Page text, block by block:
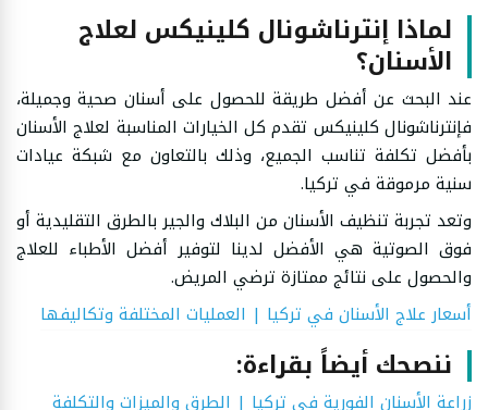
لماذا إنترناشونال كلينيكس لعلاج
الأسنان؟
عند البحث عن أفضل طريقة للحصول على أسنان صحية وجميلة،
فإنترناشونال كلينيكس تقدم كل الخيارات المناسبة لعلاج الأسنان
بأفضل تكلفة تناسب الجميع، وذلك بالتعاون مع شبكة عيادات
سنية مرموقة في تركيا.
وتعد تجربة تنظيف الأسنان من البلاك والجير بالطرق التقليدية أو
فوق الصوتية هي الأفضل لدينا لتوفير أفضل الأطباء للعلاج
والحصول على نتائج ممتازة ترضي المريض.
أسعار علاج الأسنان في تركيا | العمليات المختلفة وتكاليفها
ننصحك أيضاً بقراءة:
زراعة الأسنان الفورية في تركيا | الطرق والميزات والتكلفة